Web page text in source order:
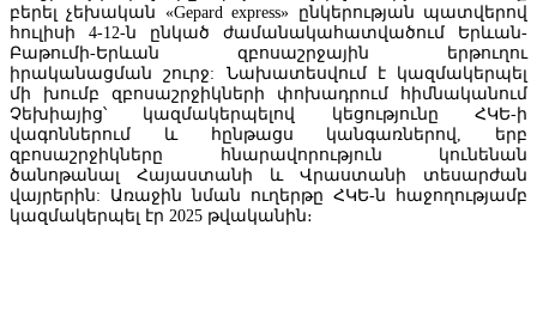
Տնտեսագետ. «Կառավարության կառուցվածքի և գործունեության
մասին» օրենքում ՀՀ նախարարների կաբինետի կողմից
փոփոխությունները մի շարք խնդրահարույց հարցեր են
բերել չեխական «Gepard express» ընկերության պատվերով
հուլիսի 4-12-ն ընկած ժամանակահատվածում Երևան-
Բաթումի-Երևան զբոսաշրջային երթուղու
իրականացման շուրջ: Նախատեսվում է կազմակերպել
մի խումբ զբոսաշրջիկների փոխադրում հիմնականում
Չեխիայից՝ կազմակերպելով կեցությունը ՀԿԵ-ի
վագոններում և հընթացս կանգառներով, երբ
զբոսաշրջիկները հնարավորություն կունենան
ծանոթանալ Հայաստանի և Վրաստանի տեսարժան
վայրերին: Առաջին նման ուղերթը ՀԿԵ-ն հաջողությամբ
կազմակերպել էր 2025 թվականին։